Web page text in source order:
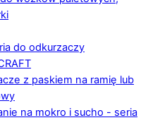
do odkurzaczy
z paskiem na ramię lub
na mokro i sucho - seria